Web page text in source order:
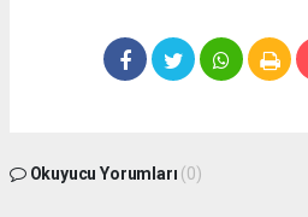
Okuyucu Yorumları (0)